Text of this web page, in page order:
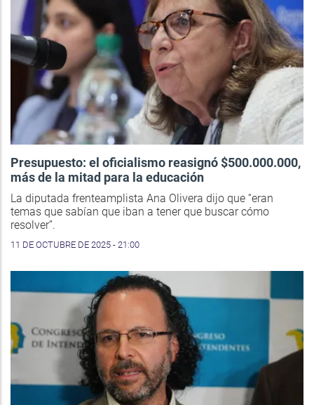
Presupuesto: el oficialismo reasignó $500.000.000,
más de la mitad para la educación
La diputada frenteamplista Ana Olivera dijo que “eran
temas que sabían que iban a tener que buscar cómo
resolver”.
11 DE OCTUBRE DE 2025 - 21:00